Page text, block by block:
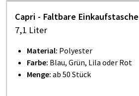
Capri - Faltbare Einkaufstasche
7,1 Liter
Material: Polyester
Farbe: Blau, Grün, Lila oder Rot
Menge: ab 50 Stück